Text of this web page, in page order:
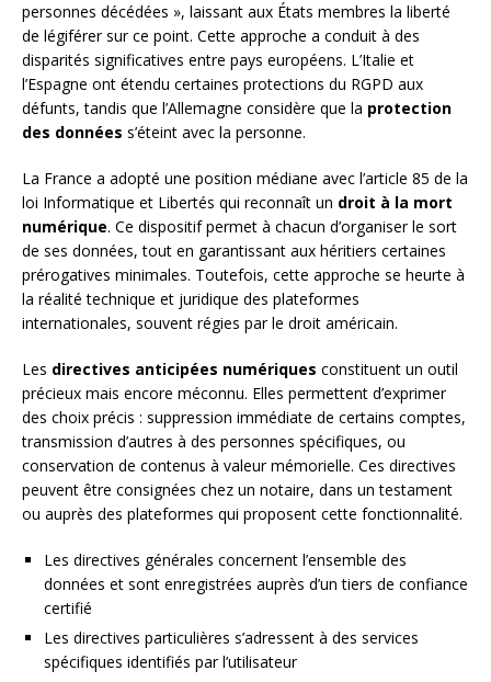
personnes décédées », laissant aux États membres la liberté
de légiférer sur ce point. Cette approche a conduit à des
disparités significatives entre pays européens. L’Italie et
l’Espagne ont étendu certaines protections du RGPD aux
défunts, tandis que l’Allemagne considère que la protection
des données s’éteint avec la personne.
La France a adopté une position médiane avec l’article 85 de la
loi Informatique et Libertés qui reconnaît un droit à la mort
numérique. Ce dispositif permet à chacun d’organiser le sort
de ses données, tout en garantissant aux héritiers certaines
prérogatives minimales. Toutefois, cette approche se heurte à
la réalité technique et juridique des plateformes
internationales, souvent régies par le droit américain.
Les directives anticipées numériques constituent un outil
précieux mais encore méconnu. Elles permettent d’exprimer
des choix précis : suppression immédiate de certains comptes,
transmission d’autres à des personnes spécifiques, ou
conservation de contenus à valeur mémorielle. Ces directives
peuvent être consignées chez un notaire, dans un testament
ou auprès des plateformes qui proposent cette fonctionnalité.
Les directives générales concernent l’ensemble des
données et sont enregistrées auprès d’un tiers de confiance
certifié
Les directives particulières s’adressent à des services
spécifiques identifiés par l’utilisateur